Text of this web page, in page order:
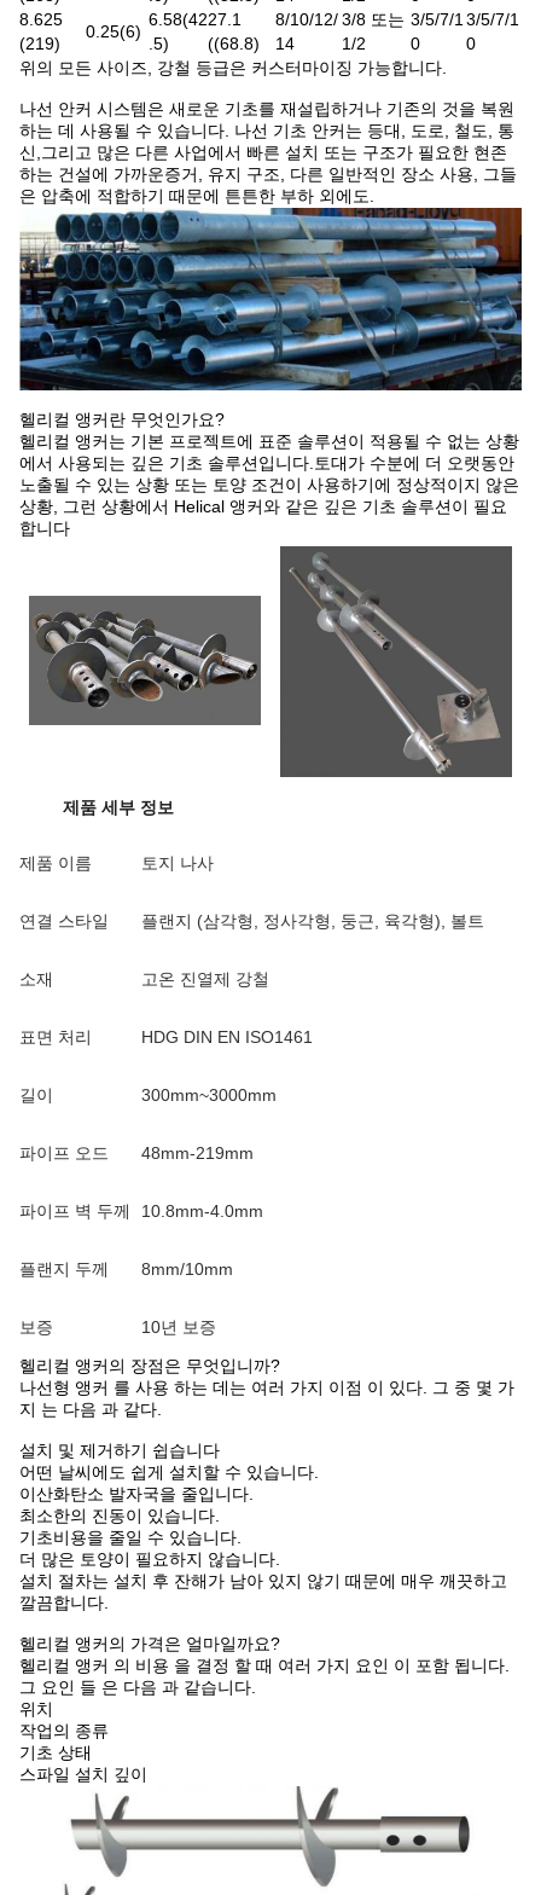
8.625
(219)
0.25(6)
6.58(42
.5)
27.1
((68.8)
8/10/12/
14
3/8 또는
1/2
3/5/7/1
0
3/5/7/1
0
위의 모든 사이즈, 강철 등급은 커스터마이징 가능합니다.
나선 안커 시스템은 새로운 기초를 재설립하거나 기존의 것을 복원
하는 데 사용될 수 있습니다. 나선 기초 안커는 등대, 도로, 철도, 통
신,그리고 많은 다른 사업에서 빠른 설치 또는 구조가 필요한 현존
하는 건설에 가까운증거, 유지 구조, 다른 일반적인 장소 사용, 그들
은 압축에 적합하기 때문에 튼튼한 부하 외에도.
헬리컬 앵커란 무엇인가요?
헬리컬 앵커는 기본 프로젝트에 표준 솔루션이 적용될 수 없는 상황
에서 사용되는 깊은 기초 솔루션입니다.토대가 수분에 더 오랫동안
노출될 수 있는 상황 또는 토양 조건이 사용하기에 정상적이지 않은
상황, 그런 상황에서 Helical 앵커와 같은 깊은 기초 솔루션이 필요
합니다
제품 세부 정보
제품 이름 토지 나사
연결 스타일 플랜지 (삼각형, 정사각형, 둥근, 육각형), 볼트
소재 고온 진열제 강철
표면 처리 HDG DIN EN ISO1461
길이 300mm~3000mm
파이프 오드 48mm-219mm
파이프 벽 두께 10.8mm-4.0mm
플랜지 두께 8mm/10mm
보증
10년 보증
헬리컬 앵커의 장점은 무엇입니까?
나선형 앵커 를 사용 하는 데는 여러 가지 이점 이 있다. 그 중 몇 가
지 는 다음 과 같다.
설치 및 제거하기 쉽습니다
어떤 날씨에도 쉽게 설치할 수 있습니다.
이산화탄소 발자국을 줄입니다.
최소한의 진동이 있습니다.
기초비용을 줄일 수 있습니다.
더 많은 토양이 필요하지 않습니다.
설치 절차는 설치 후 잔해가 남아 있지 않기 때문에 매우 깨끗하고
깔끔합니다.
헬리컬 앵커의 가격은 얼마일까요?
헬리컬 앵커 의 비용 을 결정 할 때 여러 가지 요인 이 포함 됩니다.
그 요인 들 은 다음 과 같습니다.
위치
작업의 종류
기초 상태
스파일 설치 깊이